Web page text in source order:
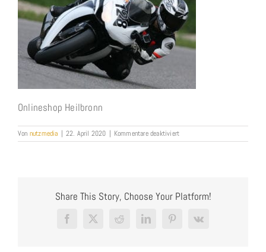
Onlineshop Heilbronn
Von nutzmedia | 22. April 2020 | Kommentare deaktiviertfür
Bernd
Share This Story, Choose Your Platform!
Facebook
X RedditLinkedInPinterest
Vk